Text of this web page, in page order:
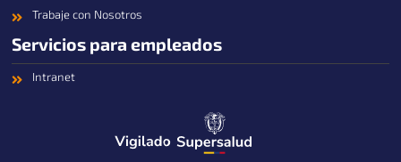
Trabaje con Nosotros
Servicios para empleados
Intranet